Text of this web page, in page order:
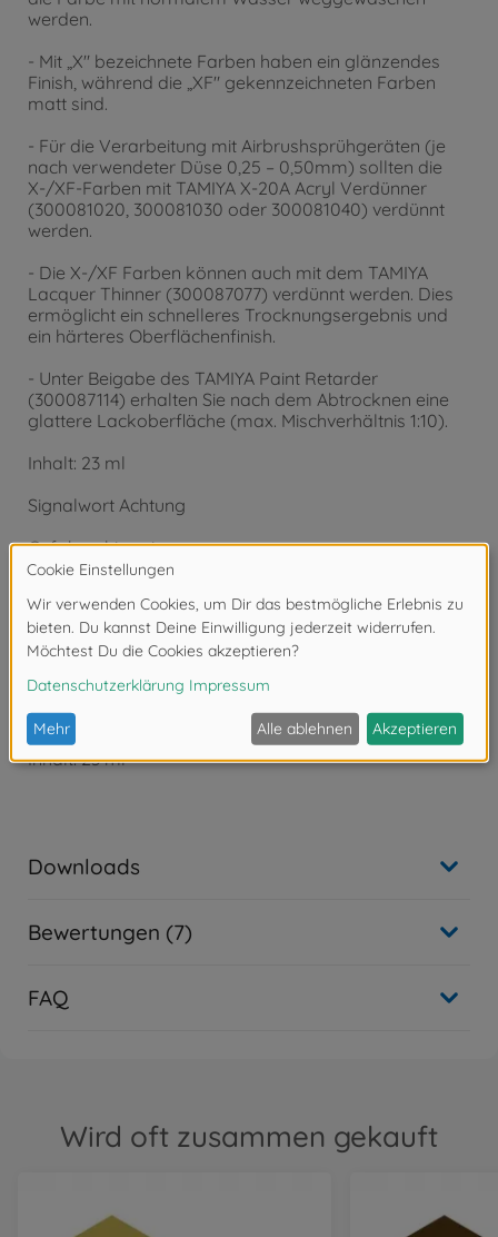
werden.
- Mit „X" bezeichnete Farben haben ein glänzendes
Finish, während die „XF" gekennzeichneten Farben
matt sind.
- Für die Verarbeitung mit Airbrushsprühgeräten (je
nach verwendeter Düse 0,25 – 0,50mm) sollten die
X-/XF-Farben mit TAMIYA X-20A Acryl Verdünner
(300081020, 300081030 oder 300081040) verdünnt
werden.
- Die X-/XF Farben können auch mit dem TAMIYA
Lacquer Thinner (300087077) verdünnt werden. Dies
ermöglicht ein schnelleres Trocknungsergebnis und
ein härteres Oberflächenfinish.
- Unter Beigabe des TAMIYA Paint Retarder
(300087114) erhalten Sie nach dem Abtrocknen eine
glattere Lackoberfläche (max. Mischverhältnis 1:10).
Inhalt: 23 ml
Signalwort Achtung
Gefahrenhinweise:
- H319 Verursacht schwere Augenreizung.
- H332 Gesundheitsschädlich bei Einatmen.
- H336 Kann Schläfrigkeit und Benommenheit
verursachen.
Tamiya XF-Acrylfarbe
XF-61 Dunkelgrün matt
Inhalt: 23 ml
Downloads
Bewertungen (7)
FAQ
Wird oft zusammen gekauft